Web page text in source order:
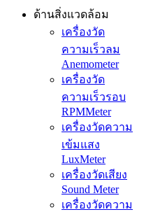
ด้านสิ่งแวดล้อม
เครื่องวัด
ความเร็วลม
Anemometer
เครื่องวัด
ความเร็วรอบ
RPMMeter
เครื่องวัดความ
เข้มแสง
LuxMeter
เครื่องวัดเสียง
Sound Meter
เครื่องวัดความ